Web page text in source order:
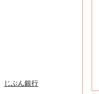
じぶん銀行